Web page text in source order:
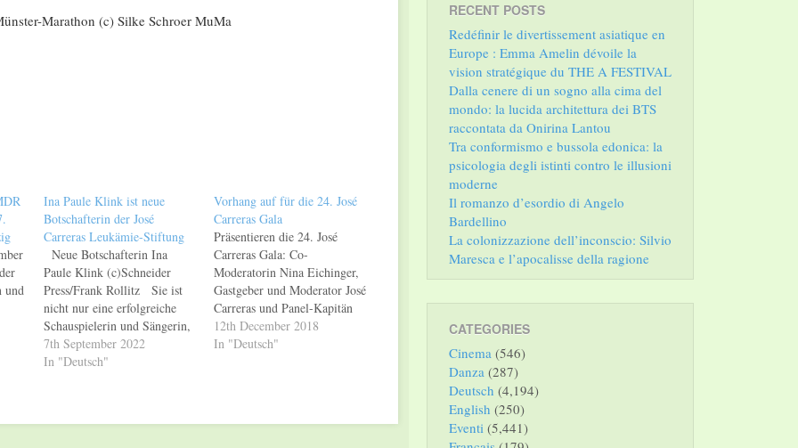
Marathon (c) Silke Schroer MuMa
und
Ina Paule Klink ist neue
Botschafterin der José
Carreras Leukämie-Stiftung
Neue Botschafterin Ina
Paule Klink (c)Schneider
Press/Frank Rollitz Sie ist
nicht nur eine erfolgreiche
Schauspielerin und Sängerin,
sondern hat auch ein großes
Herz: Ab sofort engagiert sich
7th September 2022
In "Deutsch"
Vorhang auf für die 24. José
Carreras Gala
Präsentieren die 24. José
Carreras Gala: Co-
Moderatorin Nina Eichinger,
Gastgeber und Moderator José
Carreras und Panel-Kapitän
Matthias Killing Foto: DJCLS
Jeder Euro hilft, Leben zu
12th December 2018
In "Deutsch"
RECENT POSTS
Redéfinir le divertissement asiatique en
Europe : Emma Amelin dévoile la
vision stratégique du THE A FESTIVAL
Dalla cenere di un sogno alla cima del
mondo: la lucida architettura dei BTS
raccontata da Onirina Lantou
Tra conformismo e bussola edonica: la
psicologia degli istinti contro le illusioni
moderne
Il romanzo d’esordio di Angelo
Bardellino
La colonizzazione dell’inconscio: Silvio
Maresca e l’apocalisse della ragione
CATEGORIES
Cinema (546)
Danza (287)
Deutsch (4,194)
English (250)
Eventi (5,441)